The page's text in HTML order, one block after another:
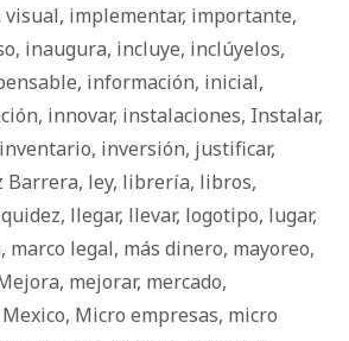
visual, implementar, importante,
, inaugura, incluye, inclúyelos,
, información, inicial,
, innovar, instalaciones, Instalar,
inventario, inversión, justificar,
Barrera, ley, librería, libros,
, llegar, llevar, logotipo, lugar,
, marco legal, más dinero, mayoreo,
, mejorar, mercado,
Mexico, Micro empresas, micro